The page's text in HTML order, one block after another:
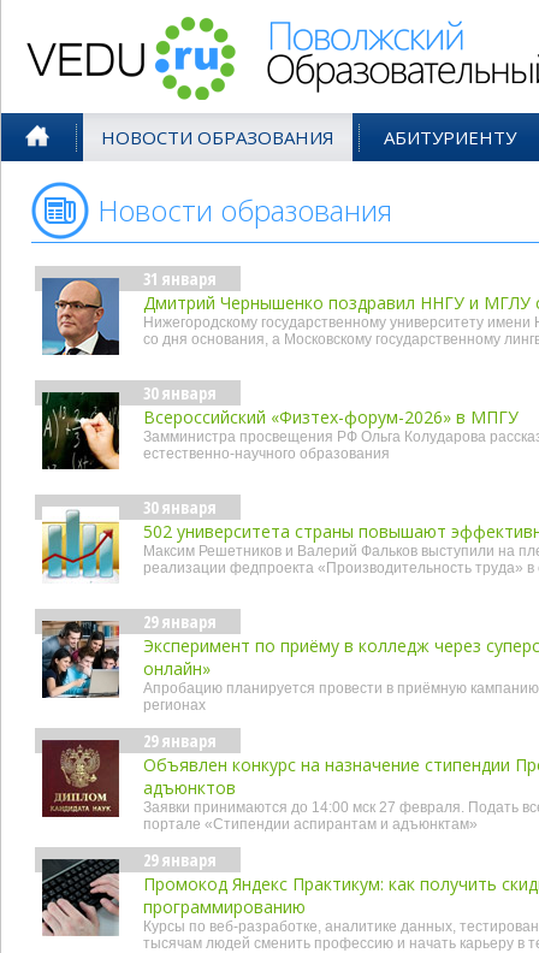
НОВОСТИ ОБРАЗОВАНИЯ АБИТУРИЕНТУ
Новости образования
31 января
Дмитрий Чернышенко поздравил ННГУ и МГЛУ
Нижегородскому государственному университету
со дня основания, а Московскому государственному
30 января
Всероссийский «Физтех-форум-2026» в МПГУ
Замминистра просвещения РФ Ольга Колударова
естественно-научного образования
30 января
502 университета страны повышают
Максим Решетников и Валерий Фальков выступили на
реализации федпроекта «Производительность труда»
29 января
Эксперимент по приёму в колледж через
онлайн»
Апробацию планируется провести в приёмную
регионах
29 января
Объявлен конкурс на назначение стипендии
адъюнктов
Заявки принимаются до 14:00 мск 27 февраля. Подать
портале «Стипендии аспирантам и адъюнктам»
29 января
Промокод Яндекс Практикум: как получить
программированию
Курсы по веб-разработке, аналитике данных,
тысячам людей сменить профессию и начать карьеру в